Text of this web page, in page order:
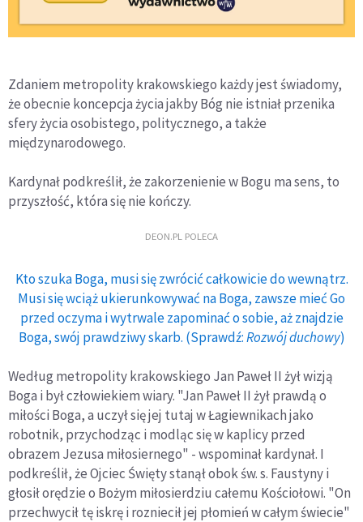
Zdaniem metropolity krakowskiego każdy jest świadomy,
że obecnie koncepcja życia jakby Bóg nie istniał przenika
sfery życia osobistego, politycznego, a także
międzynarodowego.
Kardynał podkreślił, że zakorzenienie w Bogu ma sens, to
przyszłość, która się nie kończy.
DEON.PL POLECA
Kto szuka Boga, musi się zwrócić całkowicie do wewnątrz.
Musi się wciąż ukierunkowywać na Boga, zawsze mieć Go
przed oczyma i wytrwale zapominać o sobie, aż znajdzie
Boga, swój prawdziwy skarb. (Sprawdź:Rozwój duchowy)
Według metropolity krakowskiego Jan Paweł II żył wizją
Boga i był człowiekiem wiary. "Jan Paweł II żył prawdą o
miłości Boga, a uczył się jej tutaj w Łagiewnikach jako
robotnik, przychodząc i modląc się w kaplicy przed
obrazem Jezusa miłosiernego" - wspominał kardynał. I
podkreślił, że Ojciec Święty stanął obok św. s. Faustyny i
głosił orędzie o Bożym miłosierdziu całemu Kościołowi. "On
przechwycił tę iskrę i rozniecił jej płomień w całym świecie"